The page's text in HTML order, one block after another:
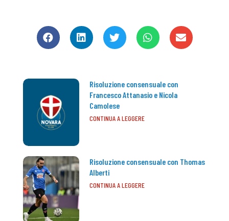
Risoluzione consensuale con
Francesco Attanasio e Nicola
Camolese
CONTINUA A LEGGERE
Risoluzione consensuale con Thomas
Alberti
CONTINUA A LEGGERE